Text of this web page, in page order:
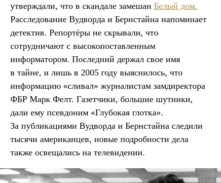
утверждали, что в скандале замешан Белый дом.
Расследование Вудворда и Бернстайна напоминает
детектив. Репортёры не скрывали, что
сотрудничают с высокопоставленным
информатором. Последний держал свое имя
в тайне, и лишь в 2005 году выяснилось, что
информацию «сливал» журналистам замдиректора
ФБР Марк Фелт. Газетчики, большие шутники,
дали ему псевдоним «Глубокая глотка».
За публикациями Вудворда и Бернстайна следили
тысячи американцев, новые подробности дела
также освещались на телевидении.